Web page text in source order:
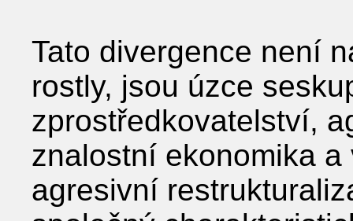
Tato divergence není
rostly, jsou úzce
zprostředkovatelství,
znalostní ekonomika
agresivní